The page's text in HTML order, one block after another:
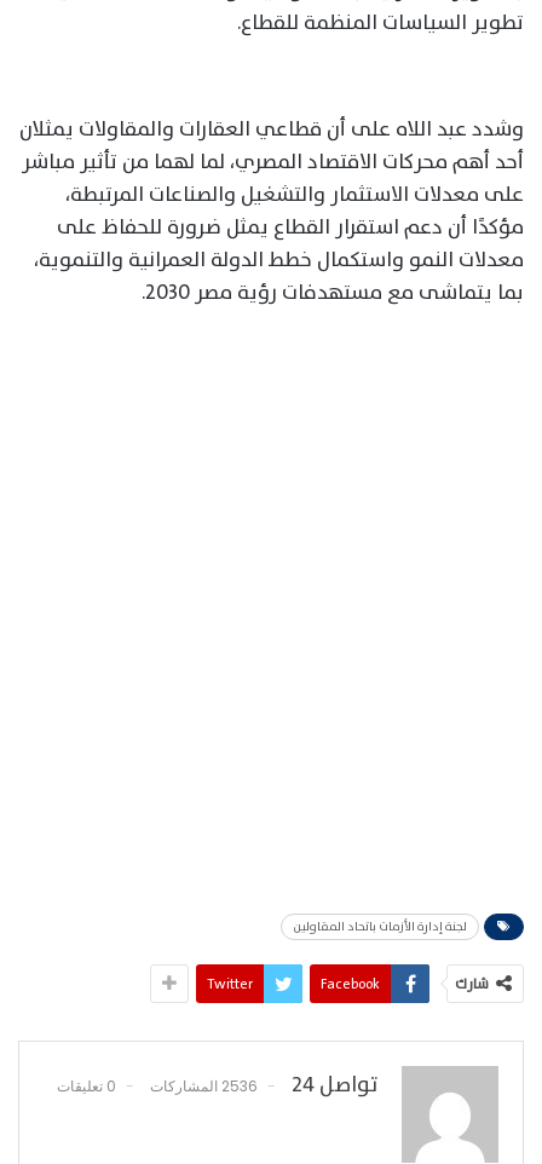
تطوير السياسات المنظمة للقطاع.
وشدد عبد اللاه على أن قطاعي العقارات والمقاولات يمثلان
أحد أهم محركات الاقتصاد المصري، لما لهما من تأثير مباشر
على معدلات الاستثمار والتشغيل والصناعات المرتبطة،
مؤكدًا أن دعم استقرار القطاع يمثل ضرورة للحفاظ على
معدلات النمو واستكمال خطط الدولة العمرانية والتنموية،
بما يتماشى مع مستهدفات رؤية مصر 2030.
لجنة إدارة الأزمات باتحاد المقاولين
شارك Facebook
Twitter
تواصل 24 2536 المشاركات 0 تعليقات